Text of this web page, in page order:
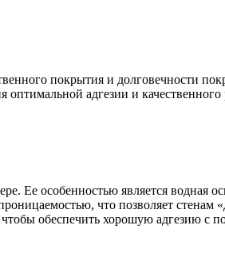
покрытия и долговечности
адгезии и качественного
Ее особенностью является водная
что позволяет стенам
обеспечить хорошую адгезию с